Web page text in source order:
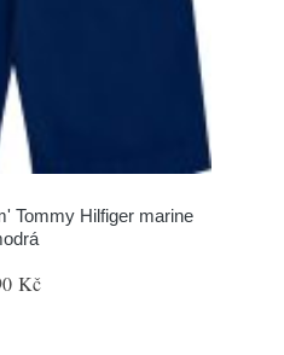
Tommy Hilfiger marine
Kč